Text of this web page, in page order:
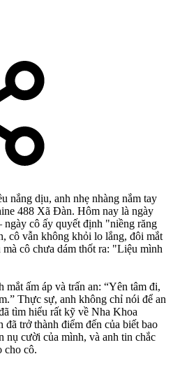
nắng dịu, anh nhẹ nhàng nắm tay
488 Xã Đàn. Hôm nay là ngày
ngày cô ấy quyết định "niềng răng
cô vẫn không khỏi lo lắng, đôi mắt
cô chưa dám thốt ra: "Liệu mình
mắt ấm áp và trấn an: “Yên tâm đi,
Thực sự, anh không chỉ nói để an
tìm hiểu rất kỹ về Nha Khoa
trở thành điểm đến của biết bao
nụ cười của mình, và anh tin chắc
cho cô.